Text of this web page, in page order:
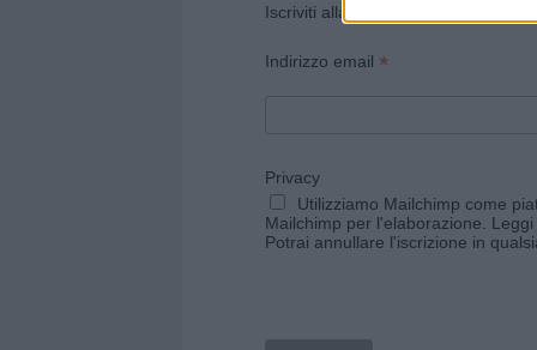
Iscriviti alla newsletter di Gallura
Indirizzo email *
Privacy
Utilizziamo Mailchimp come
Mailchimp per l'elaborazione.
Potrai annullare l'iscrizione in